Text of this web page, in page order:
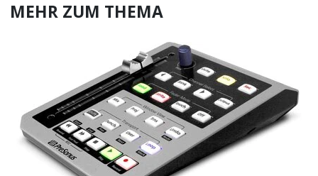
MEHR ZUM THEMA